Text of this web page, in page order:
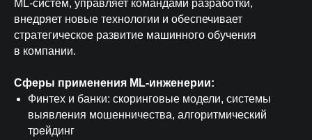
ML-систем, управляет командами разработки,
внедряет новые технологии и обеспечивает
стратегическое развитие машинного обучения
в компании.
Сферы применения ML-инженерии:
Финтех и банки: скоринговые модели, системы
выявления мошенничества, алгоритмический
трейдинг
Согласен на получение информации
рекламного характера